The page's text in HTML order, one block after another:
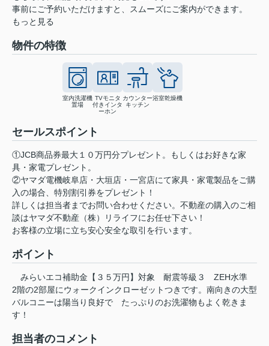
事前にご予約いただけますと、スムーズにご案内ができます。
もっと見る
物件の特徴
室内洗濯機
置場
TVモニタ
付きインタ
ーホン
カウンター
キッチン
浴室乾燥機
セールスポイント
①JCB商品券最大１０万円分プレゼント。もしくはお好きな家
具・家電プレゼント。
②ヤマダ電機岐阜店・大垣店・一宮店にて家具・家電製品をご購
入の場合、特別割引券をプレゼント！
詳しくは担当者までお問い合わせください。不動産の購入のご相
談はヤマダ不動産（株）リライフにお任せ下さい！
お客様の立場に立ち安心安全な取引を行います。
ポイント
みらいエコ補助金【３５万円】対象 耐震等級３
ZEH水準
2階の2部屋にウォークインクローゼットつきです。南向きの大型
バルコニーは陽当り良好で
たっぷりのお洗濯物もよく乾きま
す！
担当者のコメント